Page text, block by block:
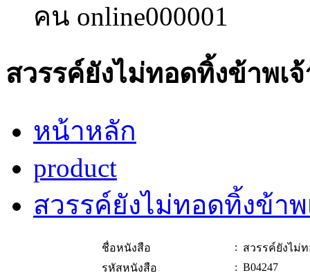
คน online000001
สวรรค์ยังไม่ทอดทิ้งข้าพเจ้
หน้าหลัก
product
สวรรค์ยังไม่ทอดทิ้งข้าพ
ชื่อหนังสือ : สวรรค์ยังไม่
รหัสหนังสือ
: B04247